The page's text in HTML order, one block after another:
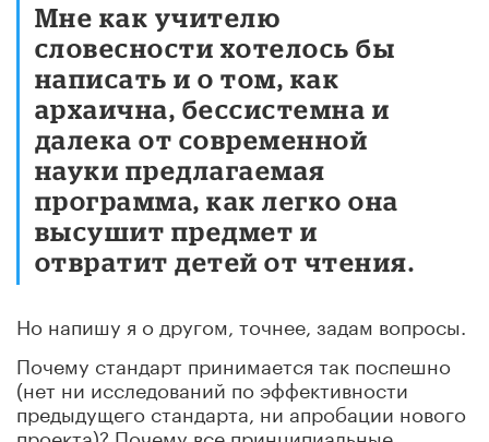
Мне как учителю
словесности хотелось бы
написать и о том, как
архаична, бессистемна и
далека от современной
науки предлагаемая
программа, как легко она
высушит предмет и
отвратит детей от чтения.
Но напишу я о другом, точнее, задам вопросы.
Почему стандарт принимается так поспешно
(нет ни исследований по эффективности
предыдущего стандарта, ни апробации нового
проекта)? Почему все принципиальные